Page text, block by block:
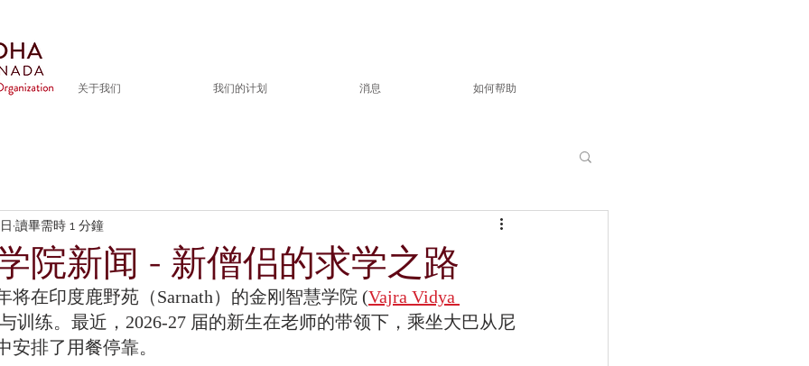
关于我们 我们的计划 消息 如何帮助
院新闻 - 新僧侣的求学之路
讀畢需時 1 分鐘
将在印度鹿野苑（Sarnath）的金刚智慧学院 (Vajra Vidya
训练。最近，2026-27 届的新生在老师的带领下，乘坐大巴从尼
安排了用餐停靠。